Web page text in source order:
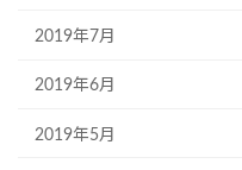
2019年7月
2019年6月
2019年5月